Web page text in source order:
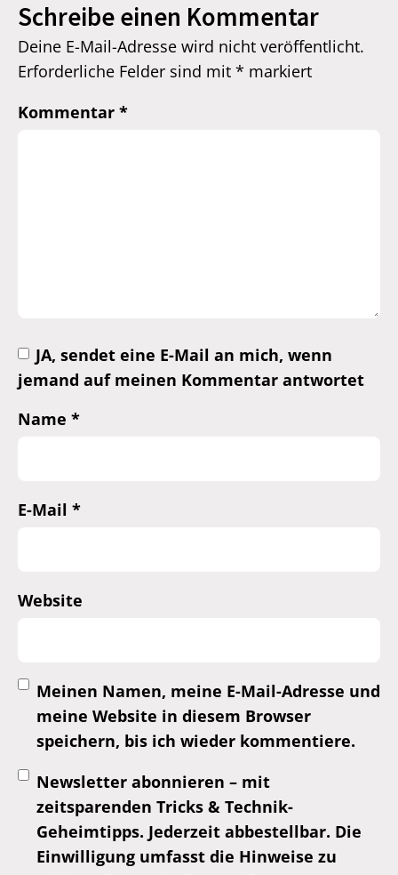
Schreibe einen Kommentar
Deine E-Mail-Adresse wird nicht veröffentlicht.
Erforderliche Felder sind mit * markiert
Kommentar *
JA, sendet eine E-Mail an mich, wenn
jemand auf meinen Kommentar antwortet
Name *
E-Mail *
Website
Meinen Namen, meine E-Mail-Adresse und
meine Website in diesem Browser
speichern, bis ich wieder kommentiere.
Newsletter abonnieren – mit
zeitsparenden Tricks & Technik-
Geheimtipps. Jederzeit abbestellbar. Die
Einwilligung umfasst die Hinweise zu